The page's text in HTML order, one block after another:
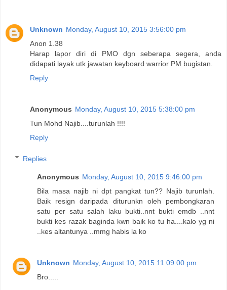
Unknown Monday, August 10, 2015 3:56:00 pm
Anon 1.38
Harap lapor diri di PMO dgn seberapa segera, anda
didapati layak utk jawatan keyboard warrior PM bugistan.
Reply
Anonymous Monday, August 10, 2015 5:38:00 pm
Tun Mohd Najib....turunlah !!!!
Reply
Replies
Anonymous Monday, August 10, 2015 9:46:00 pm
Bila masa najib ni dpt pangkat tun?? Najib turunlah.
Baik resign daripada diturunkn oleh pembongkaran
satu per satu salah laku bukti..nnt bukti emdb ..nnt
bukti kes razak baginda kwn baik ko tu ha....kalo yg ni
..kes altantunya ..mmg habis la ko
Unknown Monday, August 10, 2015 11:09:00 pm
Bro.....